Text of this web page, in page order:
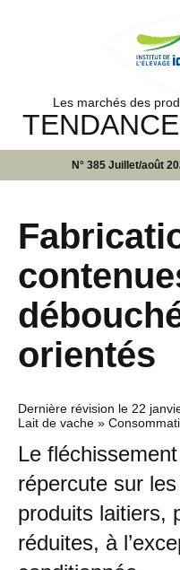
Les marchés des
N° 385 Juillet/août
orientés
Dernière révision le 22
Lait de vache »
Le
répercute sur
produits laitiers,
réduites, à